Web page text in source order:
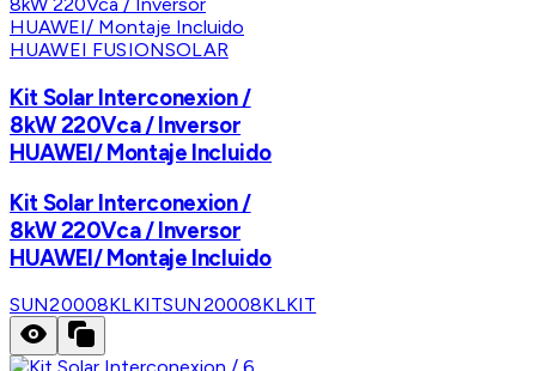
HUAWEI FUSIONSOLAR
Kit Solar Interconexion /
8kW 220Vca / Inversor
HUAWEI/ Montaje Incluido
Kit Solar Interconexion /
8kW 220Vca / Inversor
HUAWEI/ Montaje Incluido
SUN20008KLKITSUN20008KLKIT